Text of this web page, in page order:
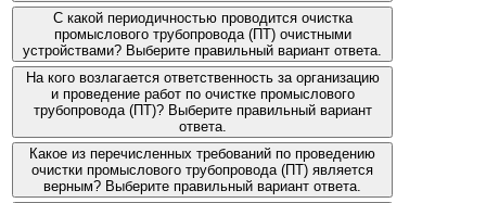
С какой периодичностью проводится очистка
промыслового трубопровода (ПТ) очистными
устройствами? Выберите правильный вариант ответа.
На кого возлагается ответственность за организацию
и проведение работ по очистке промыслового
трубопровода (ПТ)? Выберите правильный вариант
ответа.
Какое из перечисленных требований по проведению
очистки промыслового трубопровода (ПТ) является
верным? Выберите правильный вариант ответа.